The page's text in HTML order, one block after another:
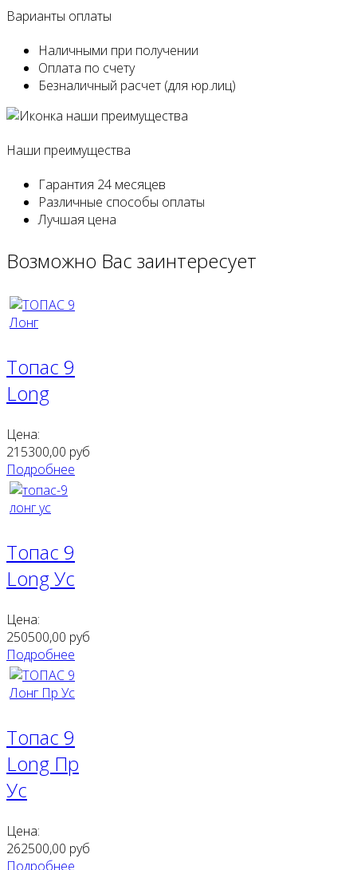
Варианты оплаты
Наличными при получении
Оплата по счету
Безналичный расчет (для юр.лиц)
Наши преимущества
Гарантия 24 месяцев
Различные способы оплаты
Лучшая цена
Возможно Вас заинтересует
Топас 9
Long
Цена:
215300,00 руб
Подробнее
Топас 9
Long Ус
Цена:
250500,00 руб
Подробнее
Топас 9
Long Пр
Ус
Цена:
262500,00 руб
Подробнее